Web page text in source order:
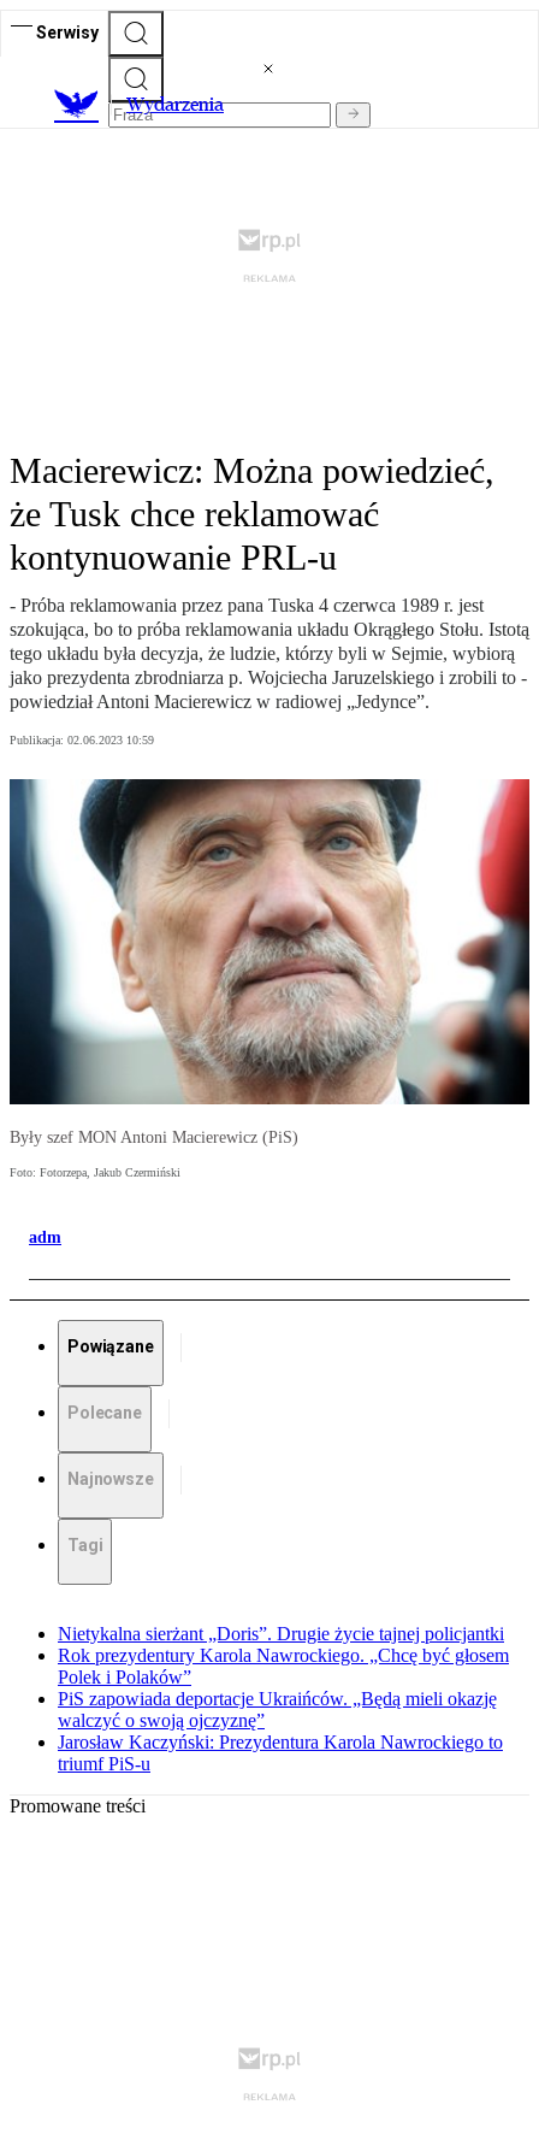
Serwisy
Wydarzenia
Macierewicz: Można powiedzieć,
że Tusk chce reklamować
kontynuowanie PRL-u
- Próba reklamowania przez pana Tuska 4 czerwca 1989 r. jest
szokująca, bo to próba reklamowania układu Okrągłego Stołu. Istotą
tego układu była decyzja, że ludzie, którzy byli w Sejmie, wybiorą
jako prezydenta zbrodniarza p. Wojciecha Jaruzelskiego i zrobili to -
powiedział Antoni Macierewicz w radiowej „Jedynce”.
Publikacja: 02.06.2023 10:59
Były szef MON Antoni Macierewicz (PiS)
Foto: Fotorzepa, Jakub Czermiński
adm
Powiązane
Polecane
Najnowsze
Tagi
Nietykalna sierżant „Doris”. Drugie życie tajnej policjantki
Rok prezydentury Karola Nawrockiego. „Chcę być głosem
Polek i Polaków”
PiS zapowiada deportacje Ukraińców. „Będą mieli okazję
walczyć o swoją ojczyznę”
Jarosław Kaczyński: Prezydentura Karola Nawrockiego to
triumf PiS-u
Promowane treści